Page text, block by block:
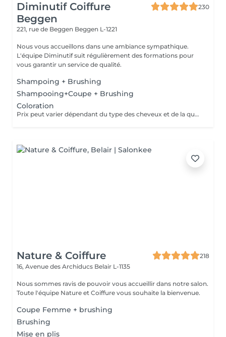
Diminutif Coiffure
Beggen
230
221, rue de Beggen Beggen L-1221
Nous vous accueillons dans une ambiance sympathique.
L'équipe Diminutif suit régulièrement des formations pour
vous garantir un service de qualité.
Shampoing + Brushing
Shampooing+Coupe + Brushing
Coloration
Prix peut varier dépendant du type des cheveux et de la quantité de couleur utilisée
Nature & Coiffure
218
16, Avenue des Archiducs Belair L-1135
Nous sommes ravis de pouvoir vous accueillir dans notre salon.
Toute l'équipe Nature et Coiffure vous souhaite la bienvenue.
Coupe Femme + brushing
Brushing
Mise en plis